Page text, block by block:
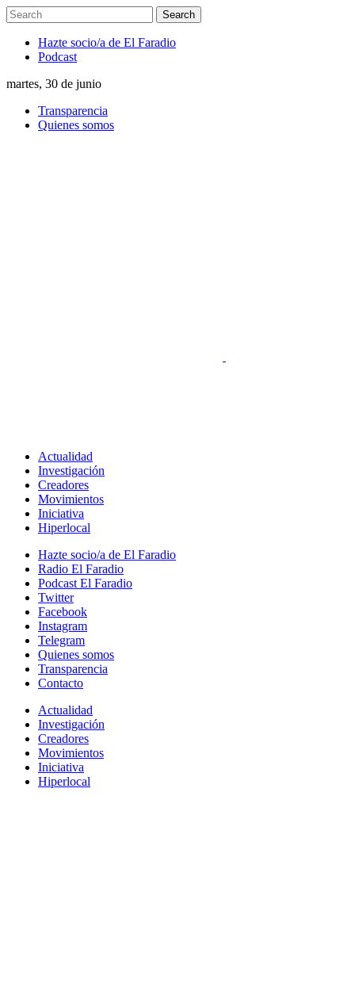
Hazte socio/a de El Faradio
Podcast
martes, 30 de junio
Transparencia
Quienes somos
Actualidad
Investigación
Creadores
Movimientos
Iniciativa
Hiperlocal
Hazte socio/a de El Faradio
Radio El Faradio
Podcast El Faradio
Twitter
Facebook
Instagram
Telegram
Quienes somos
Transparencia
Contacto
Actualidad
Investigación
Creadores
Movimientos
Iniciativa
Hiperlocal